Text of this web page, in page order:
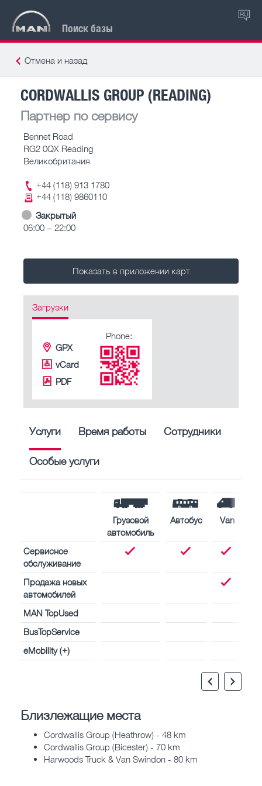
Поиск базы
RU
Отмена и назад
CORDWALLIS GROUP (READING)
Партнер по сервису
Bennet Road
RG2 0QX Reading
Великобритания
+44 (118) 913 1780
+44 (118) 9860110
Закрытый
06:00 – 22:00
Показать в приложении карт
Загрузки
GPX
vCard
PDF
Phone:
Услуги Время работы Сотрудники
Особые услуги
Грузовой
автомобиль
Автобус Van
Сервисное
обслуживание
Продажа новых
автомобилей
MAN TopUsed
BusTopService
eMobility (+)
Близлежащие места
Cordwallis Group (Heathrow) - 48 km
Cordwallis Group (Bicester) - 70 km
Harwoods Truck & Van Swindon - 80 km